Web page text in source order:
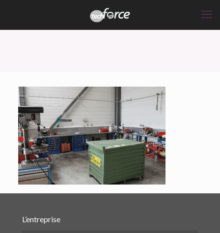
L’entreprise